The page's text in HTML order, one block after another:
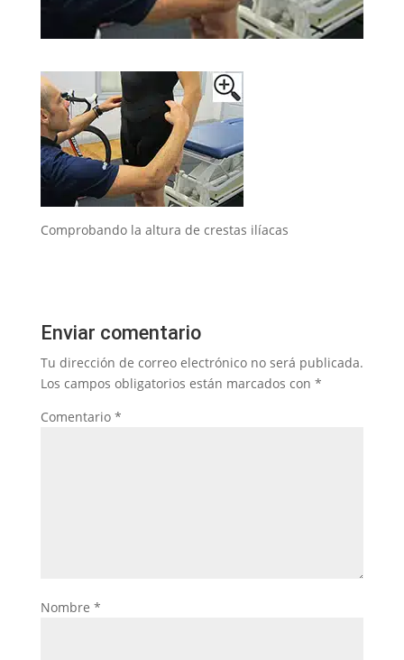
Comprobando la altura de crestas ilíacas
Enviar comentario
Tu dirección de correo electrónico no será publicada.
Los campos obligatorios están marcados con *
Comentario *
Nombre *